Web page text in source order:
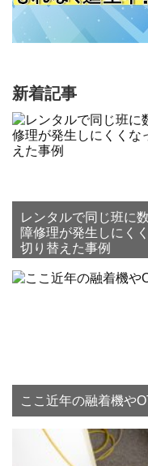
新着記事
レンタルで同じ班に
障修理が発生しにく
切り替えた事例
ここ近年の融着機や